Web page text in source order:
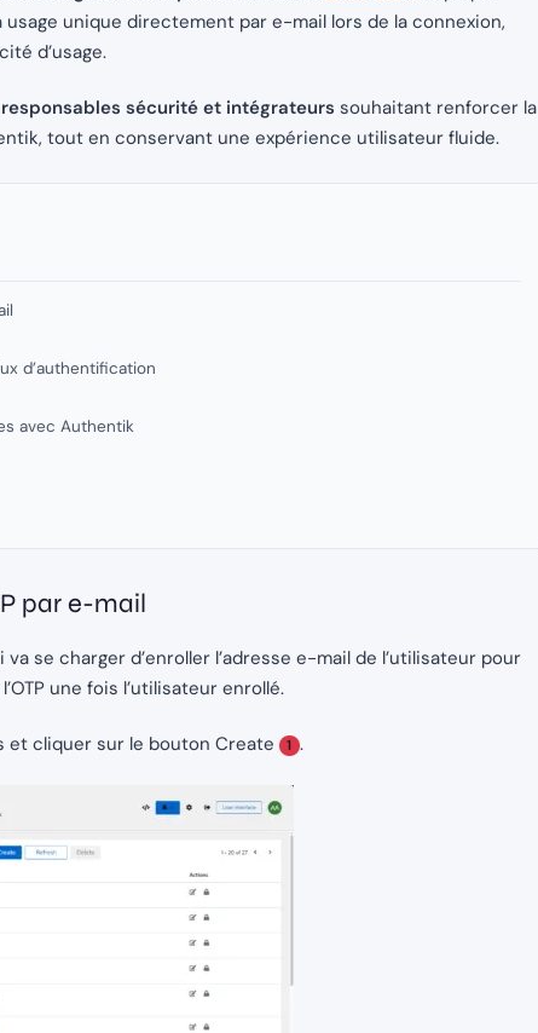
unique directement par e-mail lors de la connexion,
d’usage.
sécurité et intégrateurs souhaitant renforcer la
tout en conservant une expérience utilisateur fluide.
d’authentification
avec Authentik
par e-mail
se charger d’enroller l’adresse e-mail de l’utilisateur pour
une fois l’utilisateur enrollé.
et cliquer sur le bouton Create 1 .